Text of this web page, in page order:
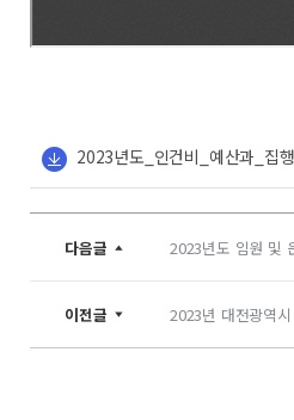
2023년도_인건비_예산과_집
다음글 2023년도 임원 및
이전글 2023년 대전광역